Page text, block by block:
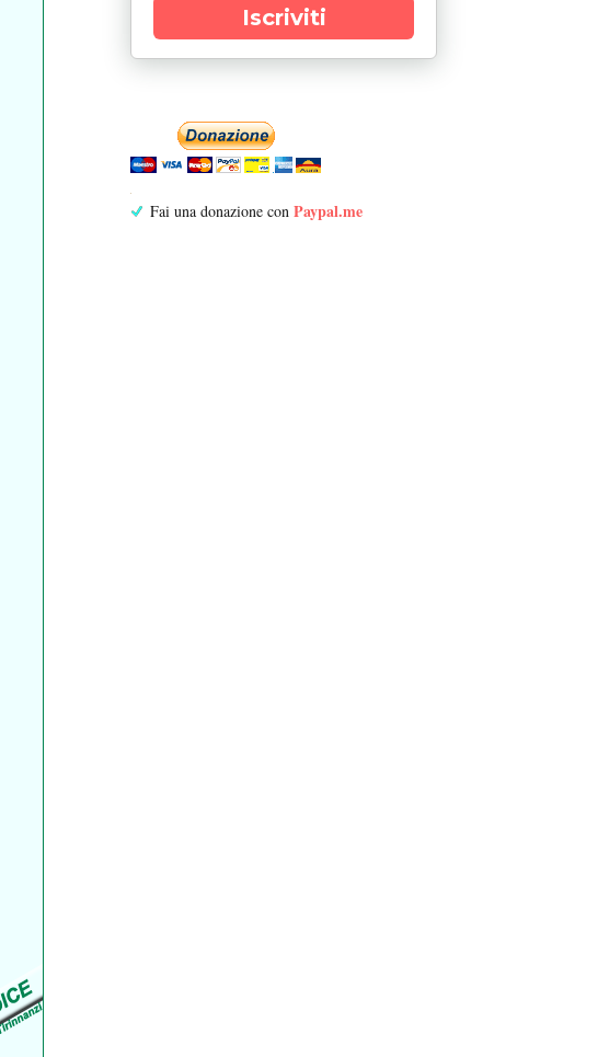
Iscriviti
Fai una donazione con Paypal.me